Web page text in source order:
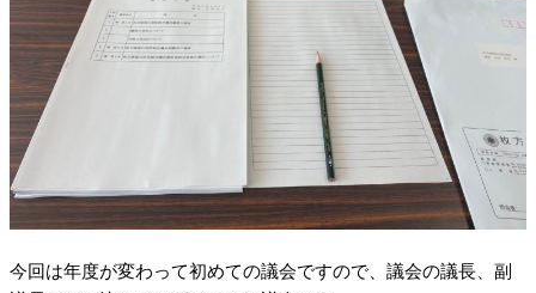
今回は年度が変わって初めての議会ですので、議会の議長、副